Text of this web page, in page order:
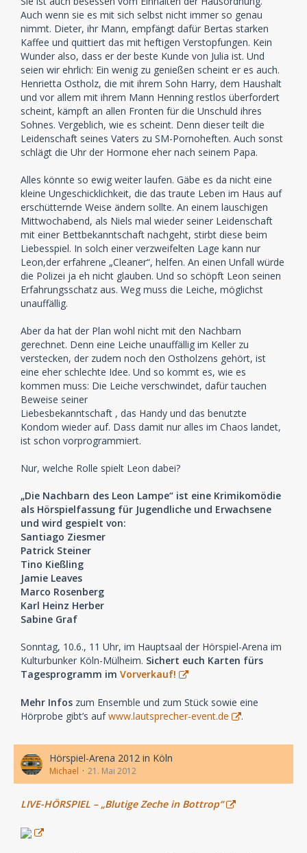
Auch wenn sie es mit sich selbst nicht immer so genau
nimmt. Dieter, ihr Mann, empfängt dafür Bertas starken
Kaffee und quittiert das mit heftigen Verstopfungen. Kein
Wunder also, dass er der beste Kunde von Julia ist. Und
seien wir ehrlich: Ein wenig zu genießen scheint er es auch.
Henrietta Ostholz, die mit ihrem Sohn Harry, dem Haushalt
und vor allem mit ihrem Mann Henning restlos überfordert
scheint, kämpft an allen Fronten für die Unschuld ihres
Sohnes. Vergeblich, wie es scheint. Denn dieser teilt die
Leidenschaft seines Vaters zu SM-Pornoheften. Auch sonst
schlägt die Uhr der Hormone eher nach seinem Papa.
Alles könnte so ewig weiter laufen. Gäbe es da nicht eine
kleine Ungeschicklichkeit, die das traute Leben im Haus auf
erschütternde Weise ändern sollte. An einem lauschigen
Mittwochabend, als Niels mal wieder seiner Leidenschaft
mit einer Bettbekanntschaft nachgeht, stirbt diese beim
Liebesspiel. In solch einer verzweifelten Lage kann nur
Leon,der erfahrene „Cleaner“, helfen. An einen Unfall würde
die Polizei ja eh nicht glauben. Und so schöpft Leon seinen
Erfahrungsschatz aus. Weg muss die Leiche, möglichst
unauffällig.
Aber da hat der Plan wohl nicht mit den Nachbarn
gerechnet. Denn eine Leiche unauffällig im Keller zu
verstecken, der zudem noch den Ostholzens gehört, ist
eine eher schlechte Idee. Und so kommt es, wie es
kommen muss: Die Leiche verschwindet, dafür tauchen
Beweise seiner
Liebesbekanntschaft , das Handy und das benutzte
Kondom wieder auf. Dass damit nur alles im Chaos landet,
ist schon vorprogrammiert.
Nur, welche Rolle spielt Leon dabei?
„Die Nachbarn des Leon Lampe“ ist eine Krimikomödie
als Hörspielfassung für Jugendliche und Erwachsene
und wird gespielt von:
Santiago Ziesmer
Patrick Steiner
Tino Kießling
Jamie Leaves
Marco Rosenberg
Karl Heinz Herber
Sabine Graf
Sonntag, 10.6., 11 Uhr, im Hauptsaal der Hörspiel-Arena im
Kulturbunker Köln-Mülheim. Sichert euch Karten fürs
Tagesprogramm im Vorverkauf!
Mehr Infos zum Ensemble und zum Stück sowie eine
Hörprobe gibt’s aufwww.lautsprecher-event.de .
Hörspiel-Arena 2012 in Köln
Michael 21. Mai 2012
LIVE-HÖRSPIEL – „Blutige Zeche in Bottrop“